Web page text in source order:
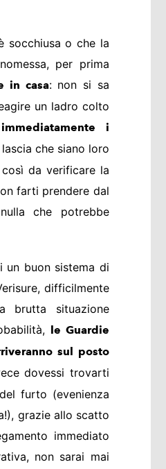
socchiusa o che la
per prima
in casa: non si sa
un ladro colto
i
che siano loro
da verificare la
farti prendere dal
che potrebbe
un buon sistema di
difficilmente
brutta situazione
le Guardie
sul posto
dovessi trovarti
furto (evenienza
grazie allo scatto
immediato
non sarai mai